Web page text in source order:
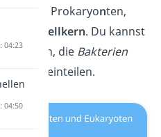
, auch Prokaryonten,
keinen Zellkern. Du kannst
Gruppen, die Bakterien
, einteilen.
04:23
04:50